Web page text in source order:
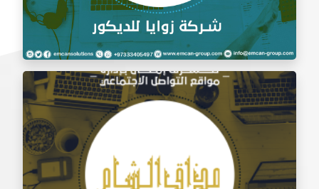
إدارة السوشيال ميديا شركة زوايا للديكور